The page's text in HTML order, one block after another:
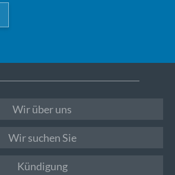
Wir über uns
Wir suchen Sie
Kündigung